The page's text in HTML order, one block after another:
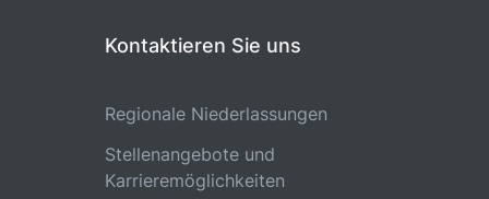
Kontaktieren Sie uns
Regionale Niederlassungen
Stellenangebote und
Karrieremöglichkeiten